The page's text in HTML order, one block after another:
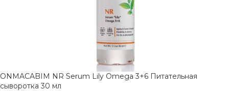
ONMACABIM NR Serum Lily Omega 3+6 Питательная
сыворотка 30 мл